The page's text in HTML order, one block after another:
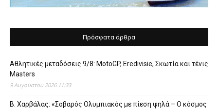
Πρόσφατα άρθρα
Αθλητικές μεταδόσεις 9/8: MotoGP, Eredivisie, Σκωτία και τένις
Masters
9 Αυγούστου 2026 11:33
Β. Χαρβάλας: «Σοβαρός Ολυμπιακός με πίεση ψηλά – Ο κόσμος